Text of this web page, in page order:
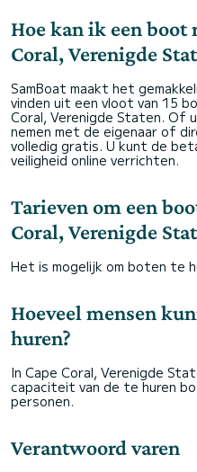
Hoe kan ik een boot
Coral, Verenigde
SamBoat maakt het
vinden uit een vloot van 15
Coral, Verenigde Staten. Of
nemen met de eigenaar of
volledig gratis. U kunt de
veiligheid online verrichten.
Tarieven om een
Coral, Verenigde
Het is mogelijk om boten te
Hoeveel mensen
huren?
In Cape Coral, Verenigde
capaciteit van de te huren
personen.
Verantwoord varen